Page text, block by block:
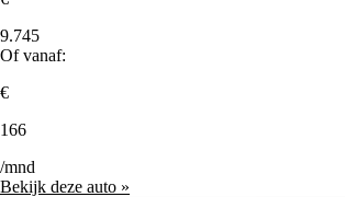
9.745
Of vanaf:
€
166
/mnd
Bekijk deze auto »